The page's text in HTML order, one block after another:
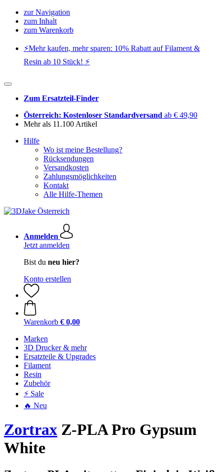
zur Navigation
zum Inhalt
zum Warenkorb
⚡️Mehr kaufen, mehr sparen: 10% Rabatt auf Filament &
Resin ab 10 Stück! ⚡️
Zum Ersatzteil-Finder
Österreich: Kostenloser Standardversand ab € 49,90
Mehr als 11.100 Artikel
Hilfe
Wo ist meine Bestellung?
Rücksendungen
Versandkosten
Zahlungsmöglichkeiten
Kontakt
Alle Hilfe-Themen
Anmelden
Jetzt anmelden
Bist du neu hier?
Konto erstellen
Warenkorb € 0,00
Marken
3D Drucker & mehr
Ersatzteile & Upgrades
Filament
Resin
Zubehör
⚡ Sale
🔥 Neu
Zortrax Z-PLA Pro Gypsum
White